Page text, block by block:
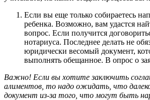
Если вы еще только собираетесь
ребенка. Возможно, вам удастся
вопрос. Если получится
нотариуса. Последнее делать не
юридически весомый документ,
выполнять обещанное. В опрос о
Важно! Если вы хотите заключить
алиментов, то надо ожидать, что
документ из-за того, что могут быть